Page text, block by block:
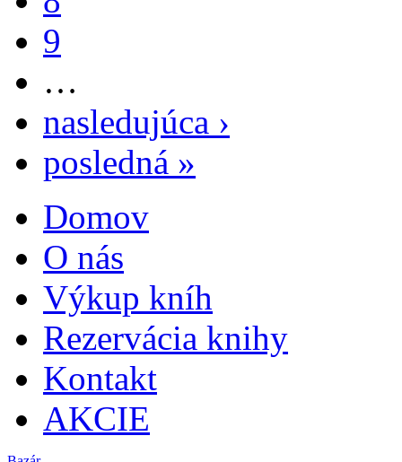
9
…
nasledujúca ›
posledná »
Hlavné menu
Domov
O nás
Výkup kníh
Rezervácia knihy
Kontakt
AKCIE